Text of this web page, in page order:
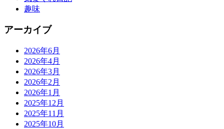
趣味
アーカイブ
2026年6月
2026年4月
2026年3月
2026年2月
2026年1月
2025年12月
2025年11月
2025年10月